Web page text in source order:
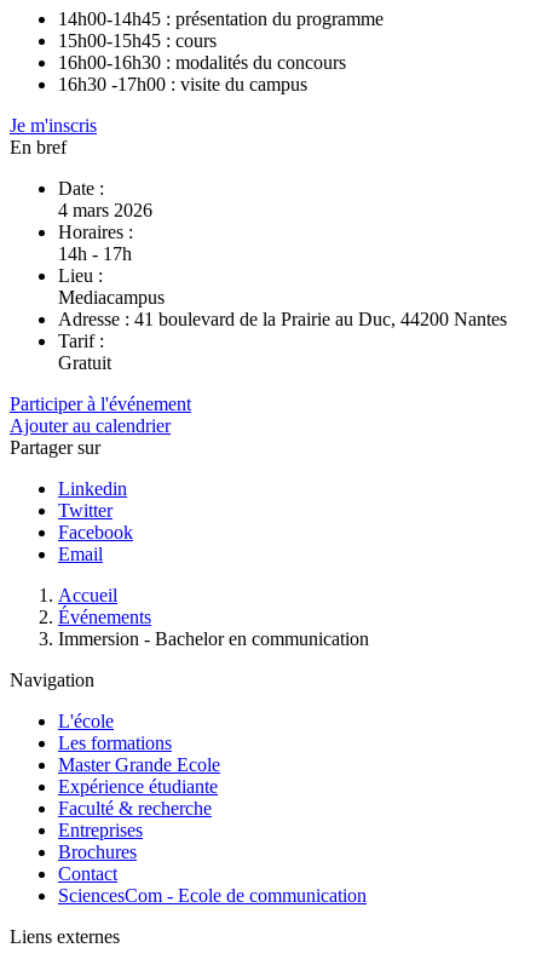
14h00-14h45 : présentation du programme
15h00-15h45 : cours
16h00-16h30 : modalités du concours
16h30 -17h00 : visite du campus
Je m'inscris
En bref
Date :
4 mars 2026
Horaires :
14h - 17h
Lieu :
Mediacampus
Adresse : 41 boulevard de la Prairie au Duc, 44200 Nantes
Tarif :
Gratuit
Participer à l'événement
Ajouter au calendrier
Partager sur
Linkedin
Twitter
Facebook
Email
d'Ariane
Accueil
Événements
Immersion - Bachelor en communication
Navigation
L'école
Les formations
Master Grande Ecole
Expérience étudiante
Faculté & recherche
Entreprises
Brochures
Contact
SciencesCom - Ecole de communication
Liens externes